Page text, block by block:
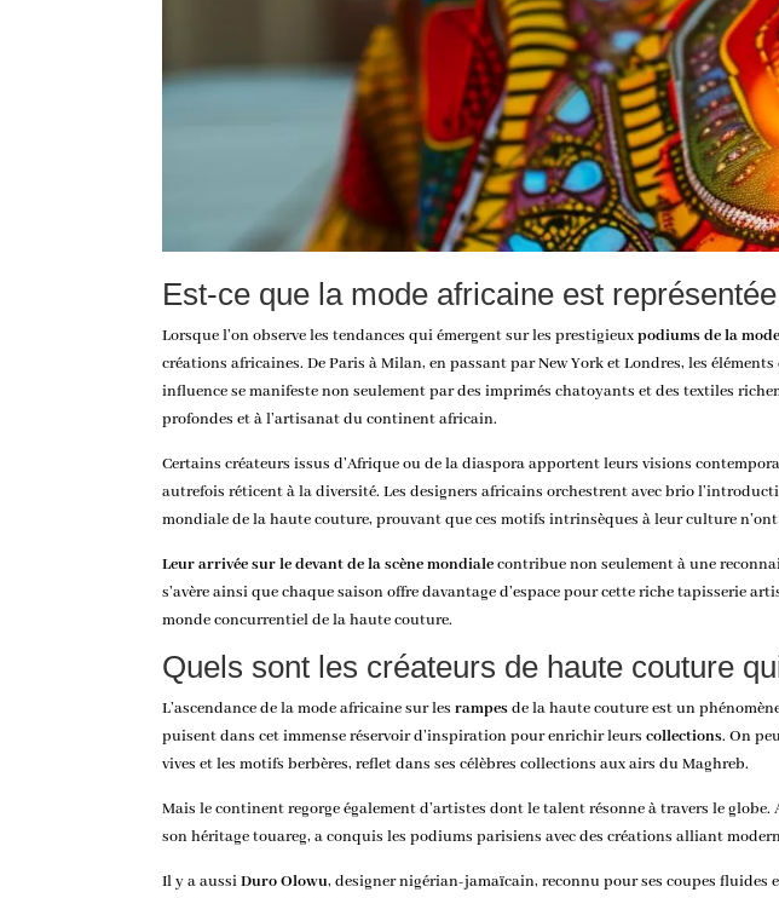
Est-ce que la mode africaine est
Lorsque l’on observe les tendances qui émergent sur les prestigieuxpodiums de la
créations africaines. De Paris à Milan, en passant par New York et Londres, les
influence se manifeste non seulement par des imprimés chatoyants et des textiles
profondes et à l’artisanat du continent africain.
Certains créateurs issus d’Afrique ou de la diaspora apportent leurs visions
autrefois réticent à la diversité. Les designers africains orchestrent avec brio
mondiale de la haute couture, prouvant que ces motifs intrinsèques à leur culture
Leur arrivée sur le devant de la scène mondialecontribue non seulement à une
s’avère ainsi que chaque saison offre davantage d’espace pour cette riche tapisserie
monde concurrentiel de la haute couture.
Quels sont les créateurs de haute couture
L’ascendance de la mode africaine sur lesrampesde la haute couture est un
puisent dans cet immense réservoir d’inspiration pour enrichir leurscollections. On
vives et les motifs berbères, reflet dans ses célèbres collections aux airs du Maghreb.
Mais le continent regorge également d’artistes dont le talent résonne à travers le globe.
son héritage touareg, a conquis les podiums parisiens avec des créations alliant
Il y a aussiDuro Olowu, designer nigérian-jamaïcain, reconnu pour ses coupes